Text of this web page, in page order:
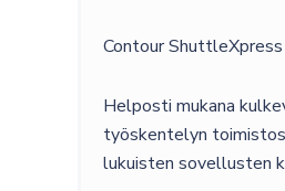
Contour
Helposti mukana
työskentelyn
lukuisten sovellusten